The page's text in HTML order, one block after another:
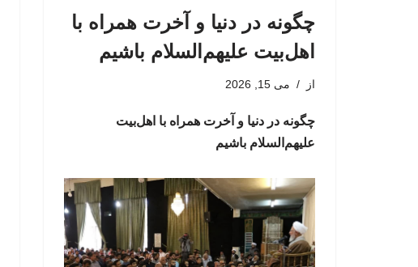
چگونه در دنیا و آخرت همراه با
اهل‌بیت علیهم‌السلام باشیم
از می 15, 2026
چگونه در دنیا و آخرت همراه با اهل‌بیت
علیهم‌السلام باشیم